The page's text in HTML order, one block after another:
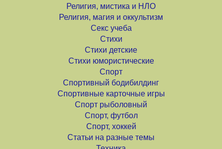
Религия, мистика и НЛО
Религия, магия и оккультизм
Секс учеба
Стихи
Стихи детские
Стихи юмористические
Спорт
Спортивный бодибилдинг
Спортивные карточные игры
Спорт рыболовный
Спорт, футбол
Спорт, хоккей
Статьи на разные темы